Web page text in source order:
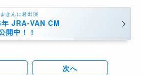
きんに君出演
JRA-VAN CM
開中！！
次へ